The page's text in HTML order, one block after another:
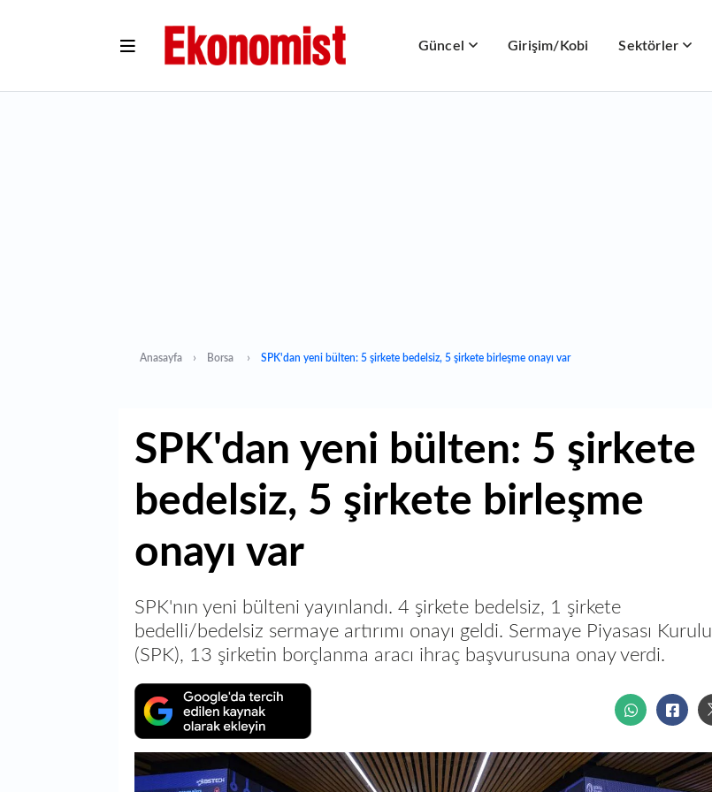
Güncel Girişim/Kobi Sektörler
Anasayfa Borsa SPK'dan yeni bülten: 5 şirkete bedelsiz, 5 şirkete birleşme onayı var
SPK'dan yeni bülten: 5 şirkete
bedelsiz, 5 şirkete birleşme
onayı var
SPK'nın yeni bülteni yayınlandı. 4 şirkete bedelsiz, 1 şirkete
bedelli/bedelsiz sermaye artırımı onayı geldi. Sermaye Piyasası Kurulu
(SPK), 13 şirketin borçlanma aracı ihraç başvurusuna onay verdi.